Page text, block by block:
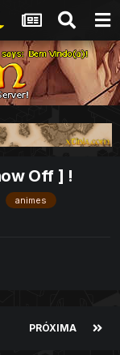
Off ] !
animes
PRÓXIMA